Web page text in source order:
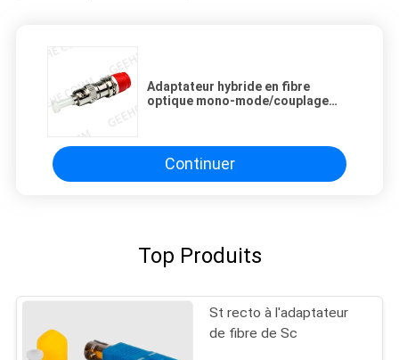
Adaptateur hybride en fibre
optique mono-mode/couplage
Continuer
Top Produits
St recto à l'adaptateur
de fibre de Sc